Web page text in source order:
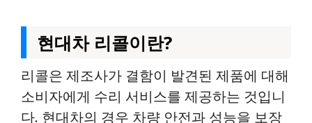
현대차 리콜이란?
리콜은 제조사가 결함이 발견된 제품에 대해
소비자에게 수리 서비스를 제공하는 것입니
다. 현대차의 경우 차량 안전과 성능을 보장